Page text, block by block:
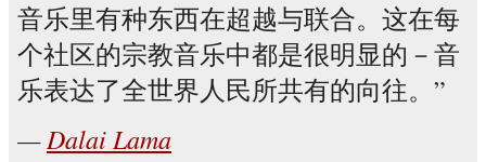
音乐里有种东西在超越与联合。这在每
个社区的宗教音乐中都是很明显的－音
乐表达了全世界人民所共有的向往。
Dalai Lama